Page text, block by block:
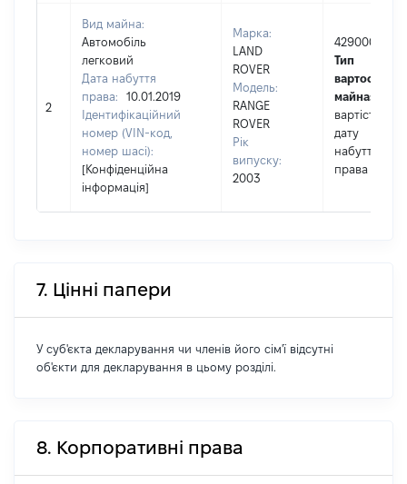
2
Вид майна:
Автомобіль
легковий
Дата набуття
права:
10.01.2019
Ідентифікаційний
номер (VIN-код,
номер шасі):
[Конфіденційна
інформація]
Марка:
LAND
ROVER
Модель:
RANGE
ROVER
Рік
випуску:
2003
429000
Тип
вартості
майна:
вартість на
дату
набуття
права
7. Цінні папери
У суб'єкта декларування чи членів його сім'ї відсутні
об'єкти для декларування в цьому розділі.
8. Корпоративні права